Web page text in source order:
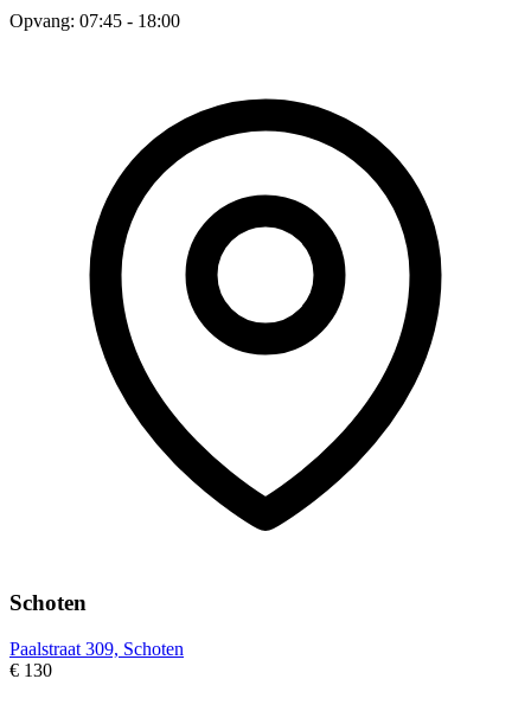
Opvang: 07:45 - 18:00
Schoten
Paalstraat 309, Schoten
€ 130